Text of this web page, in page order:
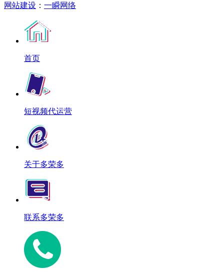
网站建设 ： 一瞬网络
首页
短视频代运营
关于多荣多
联系多荣多